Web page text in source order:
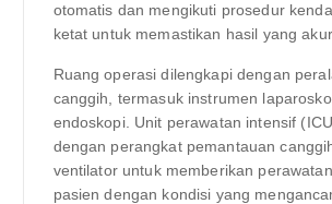
otomatis dan mengikuti prosedur
ketat untuk memastikan hasil yang
Ruang operasi dilengkapi dengan
canggih, termasuk instrumen
endoskopi. Unit perawatan intensif
dengan perangkat pemantauan
ventilator untuk memberikan
pasien dengan kondisi yang